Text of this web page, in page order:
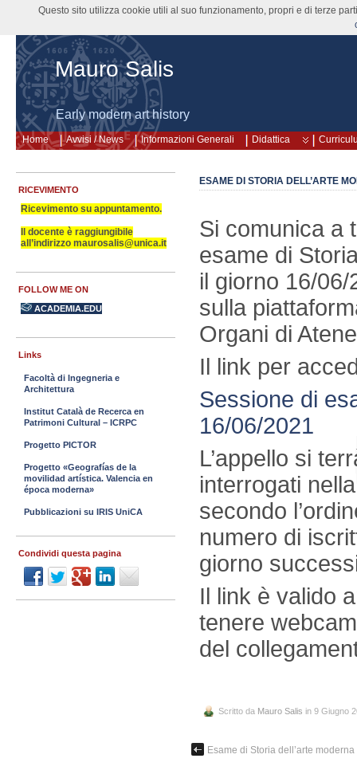
Mauro Salis
Early modern art history
Home Avvisi / News Informazioni Generali Didattica
ESAME DI STORIA DELL’ARTE
Si comunica a
esame di
il giorno 16/
sulla
Organi di
Il link per
Sessione di
16/06/2021
L’appello si
interrogati
secondo
numero di
giorno
Il link è valido
tenere
del
Scritto da Mauro Salis in 9 Giugno
Esame di Storia dell’arte
RICEVIMENTO
Ricevimento su appuntamento.
Il docente è raggiungibile
all’indirizzo maurosalis@unica.it
FOLLOW ME ON
ACADEMIA.EDU
Links
Facoltà di Ingegneria e
Architettura
Institut Català de Recerca en
Patrimoni Cultural – ICRPC
Progetto PICTOR
Progetto «Geografías de la
movilidad artística. Valencia en
época moderna»
Pubblicazioni su IRIS UniCA
Condividi questa pagina
Questo sito utilizza cookie utili al suo funzionamento, propri e di terze